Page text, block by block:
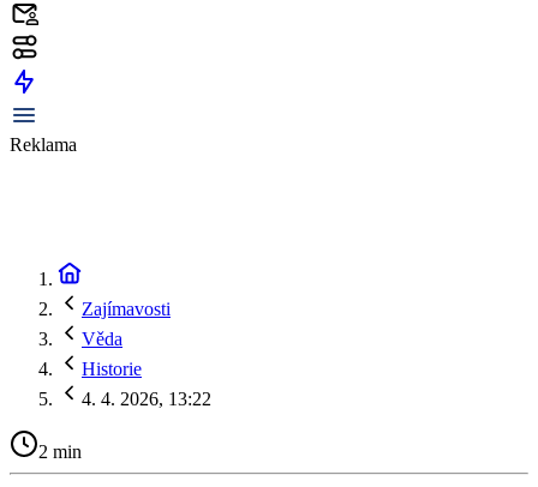
Reklama
Zajímavosti
Věda
Historie
4. 4. 2026, 13:22
2 min